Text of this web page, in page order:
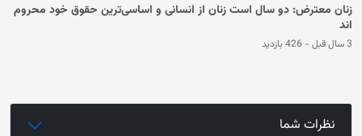
زنان معترض: دو سال است زنان از انسانی‌ و اساسی‌ترین حقوق خود محروم
اند
3 سال قبل - 426 بازدید
نظرات شما